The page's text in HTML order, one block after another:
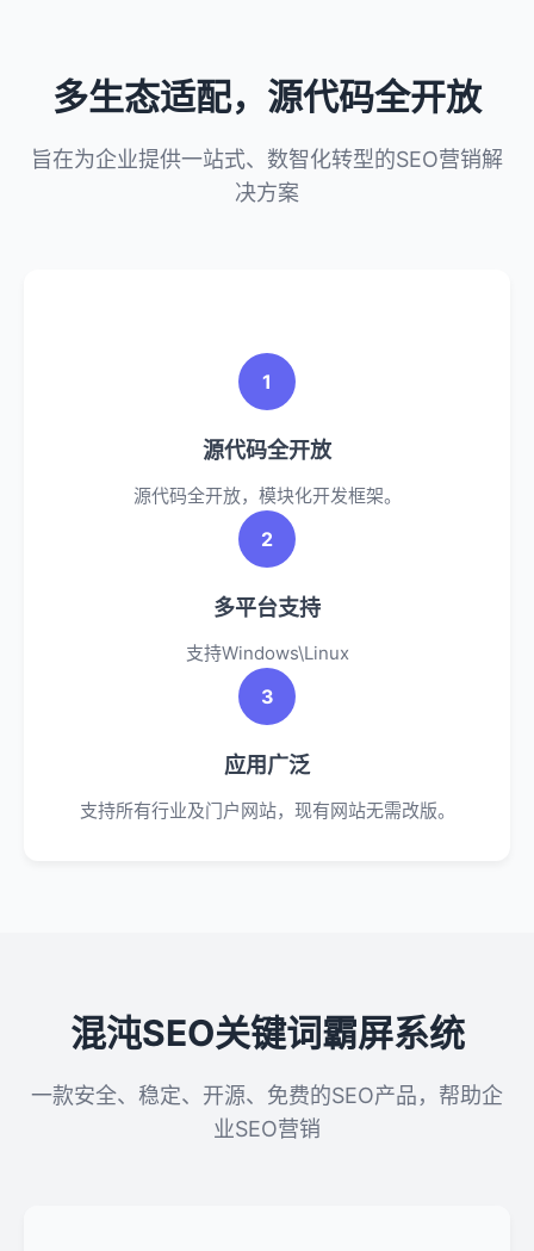
多生态适配，源代码全开放
旨在为企业提供一站式、数智化转型的SEO营销解
决方案
1
源代码全开放
源代码全开放，模块化开发框架。
2
多平台支持
支持Windows\Linux
3
应用广泛
支持所有行业及门户网站，现有网站无需改版。
混沌SEO关键词霸屏系统
一款安全、稳定、开源、免费的SEO产品，帮助企
业SEO营销